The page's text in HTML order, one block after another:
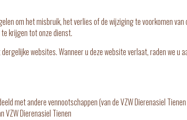
om het misbruik, het verlies of de wijziging te voorkomen van
krijgen tot onze dienst.
websites. Wanneer u deze website verlaat, raden we u
met andere vennootschappen (van de VZW Dierenasiel
Dierenasiel Tienen